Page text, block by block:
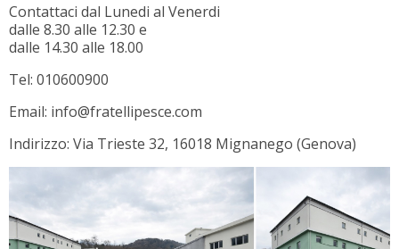
Contattaci dal Lunedi al Venerdi
dalle 8.30 alle 12.30 e
dalle 14.30 alle 18.00
Tel: 010600900
Email: info@fratellipesce.com
Indirizzo: Via Trieste 32, 16018 Mignanego (Genova)